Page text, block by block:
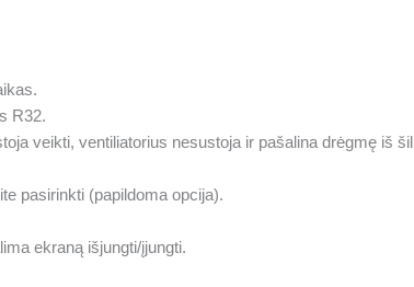
R32.
veikti, ventiliatorius nesustoja ir pašalina drėgmę iš
pasirinkti (papildoma opcija).
ekraną išjungti/įjungti.